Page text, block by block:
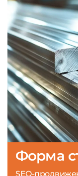
Форма
SEO-